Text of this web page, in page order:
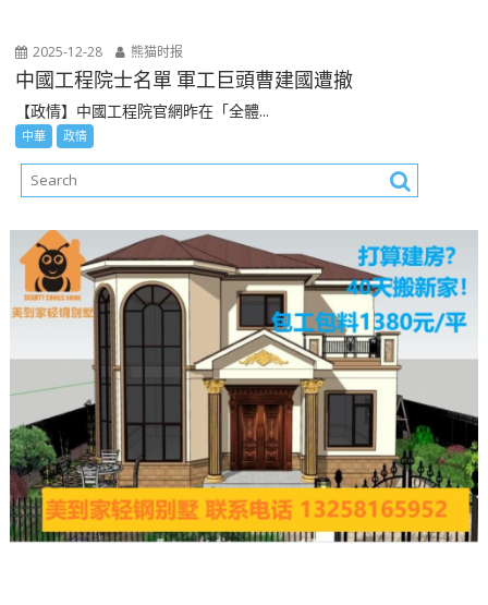
2025-12-28 熊猫时报
中國工程院士名單 軍工巨頭曹建國遭撤
【政情】中國工程院官網昨在「全體...
中華 政情